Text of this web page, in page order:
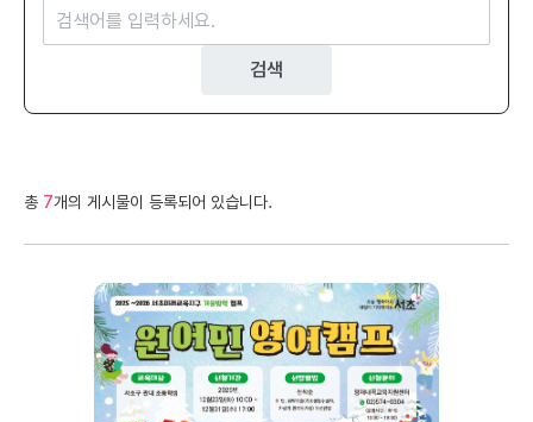
검색
총 7개의 게시물이 등록되어 있습니다.